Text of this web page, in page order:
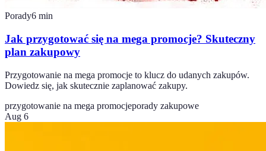
Porady6 min
Jak przygotować się na mega promocje? Skuteczny
plan zakupowy
Przygotowanie na mega promocje to klucz do udanych zakupów.
Dowiedz się, jak skutecznie zaplanować zakupy.
przygotowanie na mega promocjeporady zakupowe
Aug 6